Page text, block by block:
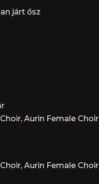
járt ősz
Aurin Female Choir
Aurin Female Choir